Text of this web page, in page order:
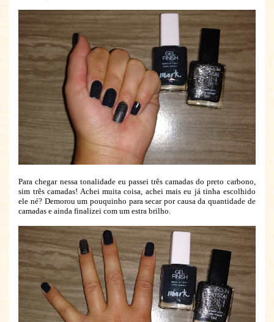
Para chegar nessa tonalidade eu passei três camadas do preto carbono,
sim três camadas! Achei muita coisa, achei mais eu já tinha escolhido
ele né? Demorou um pouquinho para secar por causa da quantidade de
camadas e ainda finalizei com um estra brilho.